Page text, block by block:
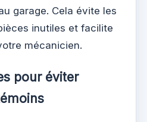
garage. Cela évite les
inutiles et facilite
mécanicien.
pour éviter